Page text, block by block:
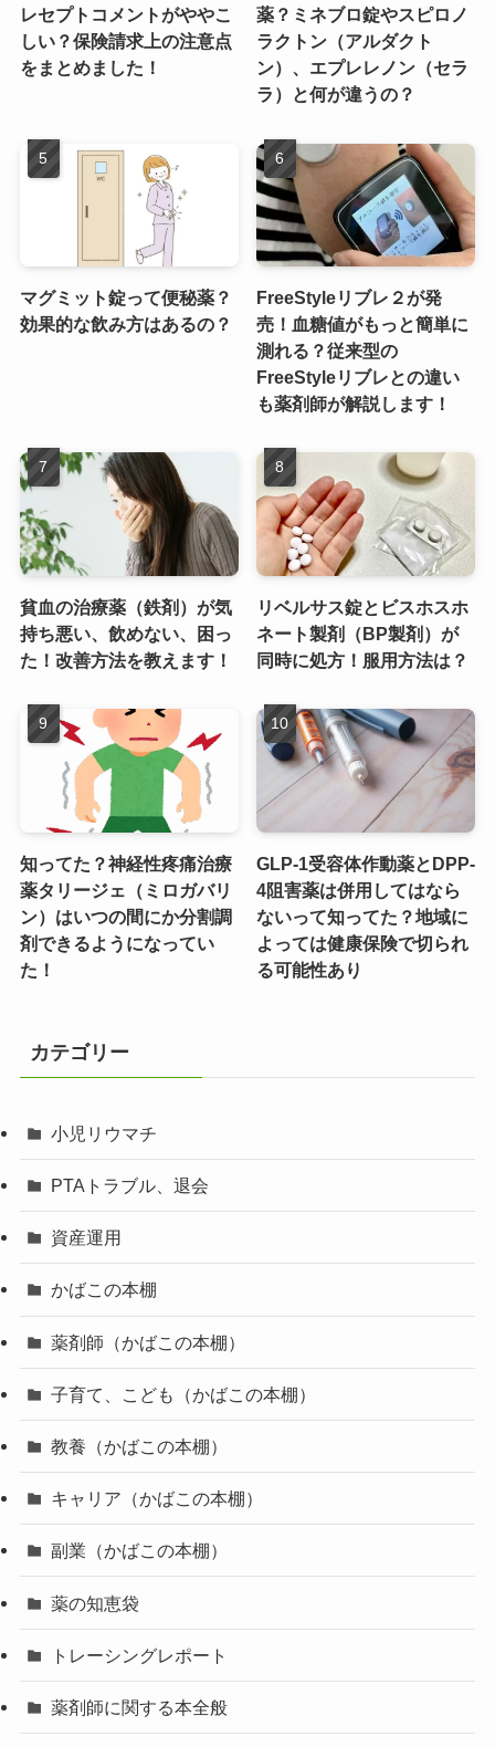
レセプトコメントがややこ
しい？保険請求上の注意点
をまとめました！
薬？ミネブロ錠やスピロノ
ラクトン（アルダクト
ン）、エプレレノン（セラ
ラ）と何が違うの？
マグミット錠って便秘薬？
効果的な飲み方はあるの？
FreeStyleリブレ２が発
売！血糖値がもっと簡単に
測れる？従来型の
FreeStyleリブレとの違い
も薬剤師が解説します！
貧血の治療薬（鉄剤）が気
持ち悪い、飲めない、困っ
た！改善方法を教えます！
リベルサス錠とビスホスホ
ネート製剤（BP製剤）が
同時に処方！服用方法は？
知ってた？神経性疼痛治療
薬タリージェ（ミロガバリ
ン）はいつの間にか分割調
剤できるようになってい
た！
GLP-1受容体作動薬とDPP-
4阻害薬は併用してはなら
ないって知ってた？地域に
よっては健康保険で切られ
る可能性あり
カテゴリー
小児リウマチ
PTAトラブル、退会
資産運用
かばこの本棚
薬剤師（かばこの本棚）
子育て、こども（かばこの本棚）
教養（かばこの本棚）
キャリア（かばこの本棚）
副業（かばこの本棚）
薬の知恵袋
トレーシングレポート
薬剤師に関する本全般